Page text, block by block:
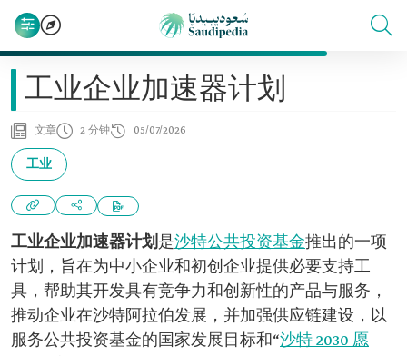
工业企业加速器计划
文章 2 分钟 05/07/2026
工业
工业企业加速器计划是沙特公共投资基金推出的一项
计划，旨在为中小企业和初创企业提供必要支持工
具，帮助其开发具有竞争力和创新性的产品与服务，
推动企业在沙特阿拉伯发展，并加强供应链建设，以
服务公共投资基金的国家发展目标和“沙特 2030 愿